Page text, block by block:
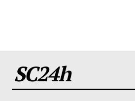
SC24h